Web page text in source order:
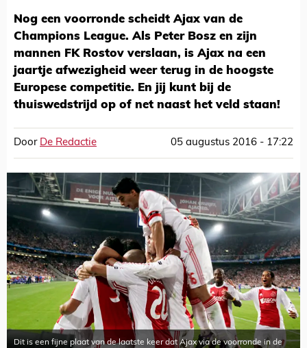
Nog een voorronde scheidt Ajax van de
Champions League. Als Peter Bosz en zijn
mannen FK Rostov verslaan, is Ajax na een
jaartje afwezigheid weer terug in de hoogste
Europese competitie. En jij kunt bij de
thuiswedstrijd op of net naast het veld staan!
Door De Redactie 05 augustus 2016 - 17:22
Dit is een fijne plaat van de laatste keer dat Ajax via de voorronde in de